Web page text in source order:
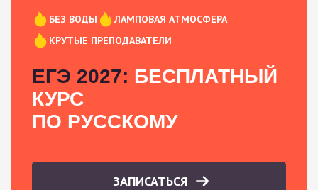
БЕЗ ВОДЫ
ЛАМПОВАЯ АТМОСФЕРА
КРУТЫЕ ПРЕПОДАВАТЕЛИ
ЕГЭ 2027: БЕСПЛАТНЫЙ
КУРС
ПО РУССКОМУ
ЗАПИСАТЬСЯ